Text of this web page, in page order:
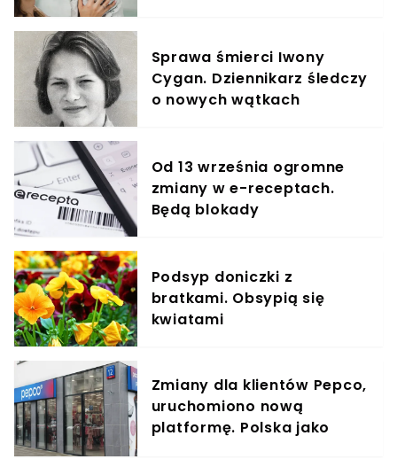
Sprawa śmierci Iwony
Cygan. Dziennikarz śledczy
o nowych wątkach
Od 13 września ogromne
zmiany w e-receptach.
Będą blokady
Podsyp doniczki z
bratkami. Obsypią się
kwiatami
Zmiany dla klientów Pepco,
uruchomiono nową
platformę. Polska jako